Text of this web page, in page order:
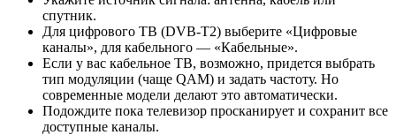
спутник.
Для цифрового ТВ (DVB-T2) выберите «Цифровые
каналы», для кабельного — «Кабельные».
Если у вас кабельное ТВ, возможно, придется выбрать
тип модуляции (чаще QAM) и задать частоту. Но
современные модели делают это автоматически.
Подождите пока телевизор просканирует и сохранит все
доступные каналы.